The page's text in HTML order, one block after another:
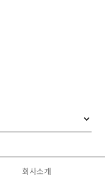
회사소개